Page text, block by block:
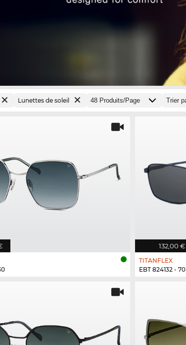
Lunettes de soleil
132,00 €
TITANFLEX
EBT 824132 - 70